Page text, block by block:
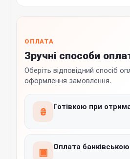
ОПЛАТА
Зручні способи
Оберіть відповідний спосіб
оформлення замовлення.
₴ Готівкою при
▣ Оплата